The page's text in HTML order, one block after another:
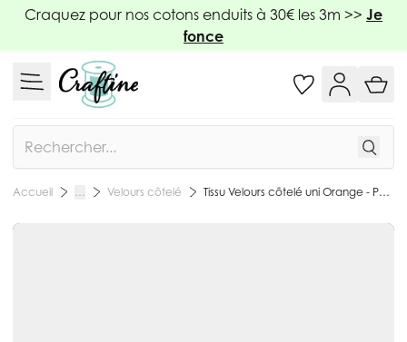
Allez au contenu
Craquez pour nos cotons enduits à 30€ les 3m >> Je
fonce
Accueil … Velours côtelé Tissu Velours côtelé uni Orange - Par 10 cm